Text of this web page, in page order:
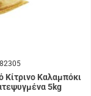
Κίτρινο Καλαμπόκι
5kg